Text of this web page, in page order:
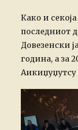
Како и
последниот
Довезенски
година, а за